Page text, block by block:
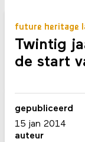
future heritage
Twintig
de start
gepubliceerd
15 jan 2014
auteur